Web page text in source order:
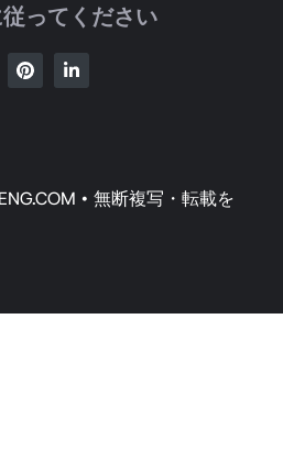
ってください
• 無断複写・転載を